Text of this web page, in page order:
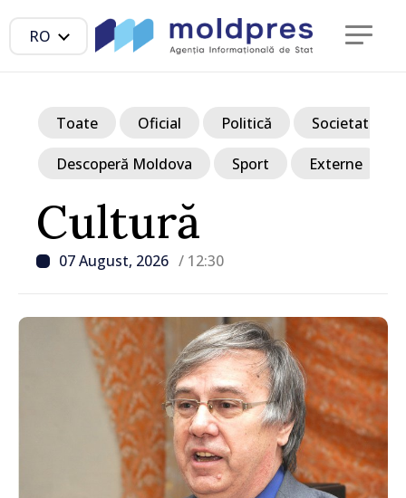
RO
Cultură
07 August, 2026 / 12:30
Toate Oficial Politică Societate
Descoperă Moldova Sport Externe